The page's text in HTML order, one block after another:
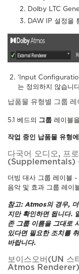
Dolby LTC
DAW IP 설정을
‘Input
는 정의하지 않습니
납품물 유형별 그룹
5.1 베드의 그룹 레이블
작업 중인 납품물 유형
다국어 오디오, 프
더빙 대사 그룹 레이블 -
음악 및 효과 그룹 레이
참고: Atmos의 경우,
지만 확인하면 됩니다.
존 그룹 이름을 그대로
있다면 필요한 조치를
바랍니다.
보이스오버(UN 스
Atmos Renderer)